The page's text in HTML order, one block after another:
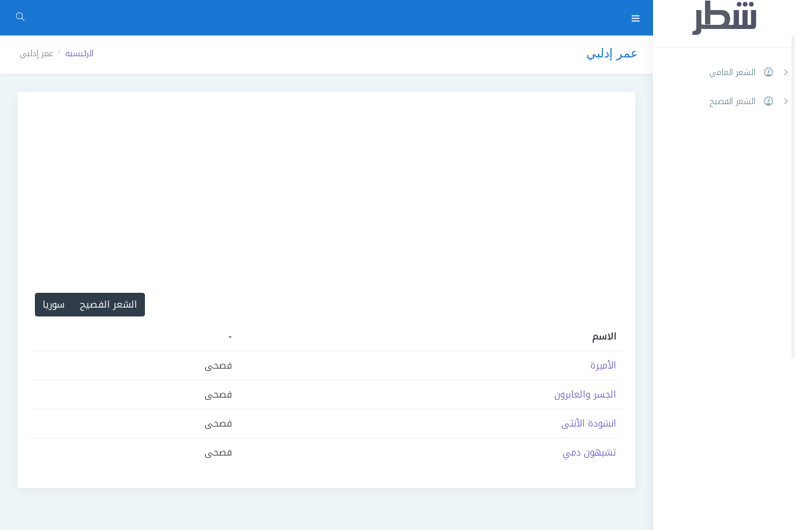
الشعر العامي
الشعر الفصيح
عمر إدلبي الرئيسية عمر إدلبي
الشعر الفصيح
سوريا
الاسم
-
الأميرة
فصحى
الجسر والعابرون
فصحى
انشودة الأنثى
فصحى
تشبهون دمي
فصحى